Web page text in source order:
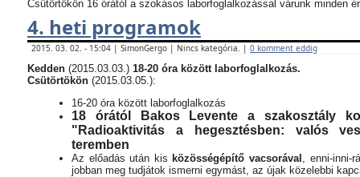
Csütörtökön 16 órától a szokásos laborfoglalkozással várunk minden
4. heti programok
2015. 03. 02. - 15:04 | SimonGergo | Nincs kategória. | 0 komment eddig
Kedden (2015.03.03.) 18-20 óra között laborfoglalkozás.
Csütörtökön (2015.03.05.):
16-20 óra között laborfoglalkozás
18 órától Bakos Levente a szakosztály
"Radioaktivitás a hegesztésben: valós
teremben
Az előadás után kis közösségépítő vacsorával , enni-inni-
jobban meg tudjátok ismerni egymást, az újak közelebbi